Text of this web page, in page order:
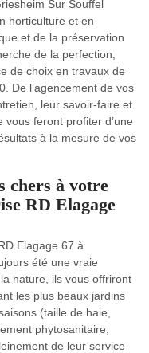
Sur Souffel
horticulture et en
et de la préservation
de la perfection,
de choix en travaux de
De l’agencement de vos
leur savoir-faire et
vous feront profiter d’une
à la mesure de vos
chers à votre
RD Elagage
Elagage 67 à
été une vraie
nature, ils vous offriront
les plus beaux jardins
(taille de haie,
phytosanitaire,
de leur service